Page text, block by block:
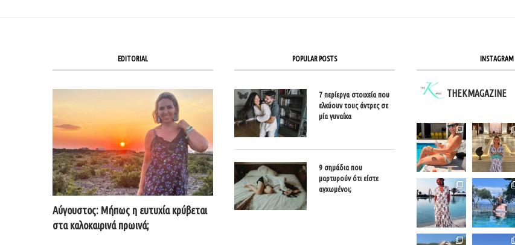
EDITORIAL
Αύγουστος: Μήπως η ευτυχία κρύβεται
στα καλοκαιρινά πρωινά;
POPULAR POSTS
7 περίεργα στοιχεία που
ελκύουν τους άντρες σε
μία γυναίκα
9 σημάδια που
μαρτυρούν ότι είστε
αγχωμένοι;
INSTAGRAM
THEKMAGAZINE